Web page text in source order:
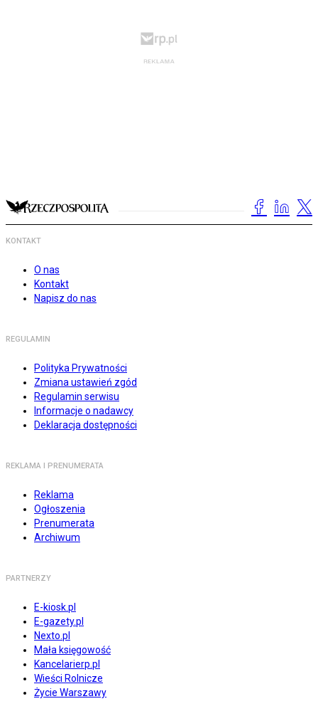
KONTAKT
O nas
Kontakt
Napisz do nas
REGULAMIN
Polityka Prywatności
Zmiana ustawień zgód
Regulamin serwisu
Informacje o nadawcy
Deklaracja dostępności
REKLAMA I PRENUMERATA
Reklama
Ogłoszenia
Prenumerata
Archiwum
PARTNERZY
E-kiosk.pl
E-gazety.pl
Nexto.pl
Mała księgowość
Kancelarierp.pl
Wieści Rolnicze
Życie Warszawy